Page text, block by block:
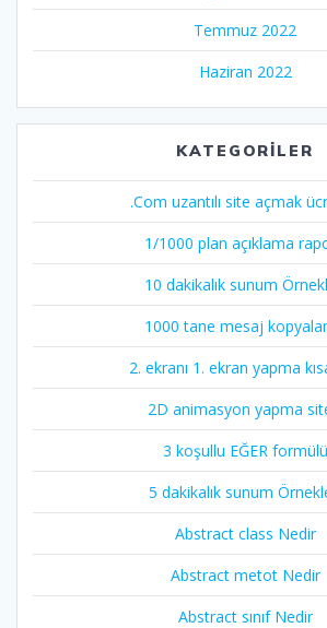
Temmuz 2022
Haziran 2022
KATEGORILER
.Com uzantılı site açmak
1/1000 plan açıklama
10 dakikalık sunum
1000 tane mesaj
2. ekranı 1. ekran yapma
2D animasyon yapma
3 koşullu EĞER formülü
5 dakikalık sunum
Abstract class Nedir
Abstract metot Nedir
Abstract sınıf Nedir